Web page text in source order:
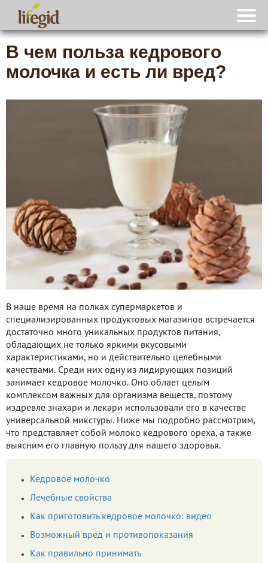
В чем польза кедрового
молочка и есть ли вред?
В наше время на полках супермаркетов и
специализированных продуктовых магазинов встречается
достаточно много уникальных продуктов питания,
обладающих не только яркими вкусовыми
характеристиками, но и действительно целебными
качествами. Среди них одну из лидирующих позиций
занимает кедровое молочко. Оно облает целым
комплексом важных для организма веществ, поэтому
издревле знахари и лекари использовали его в качестве
универсальной микстуры. Ниже мы подробно рассмотрим,
что представляет собой молоко кедрового ореха, а также
выясним его главную пользу для нашего здоровья.
Кедровое молочко
Лечебные свойства
Как приготовить кедровое молочко: видео
Возможный вред и противопоказания
Как правильно принимать